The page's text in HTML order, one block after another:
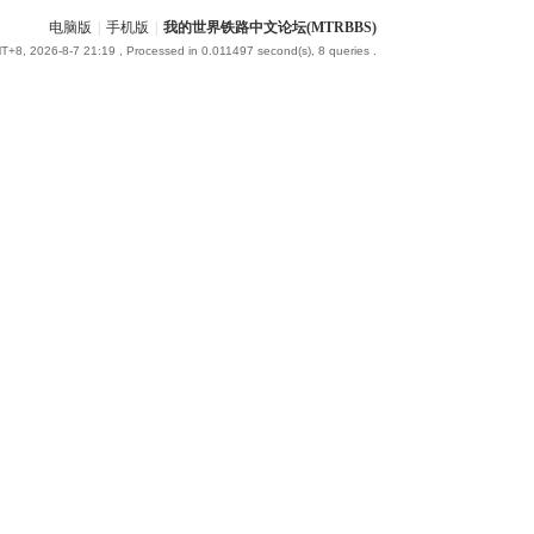
电脑版 手机版 我的世界铁路中文论坛(MTRBBS)
2026-8-7 21:19 , Processed in 0.011497 second(s), 8 queries .